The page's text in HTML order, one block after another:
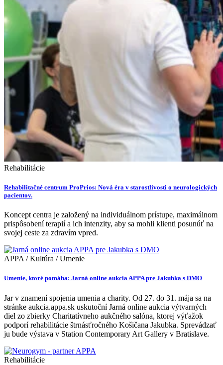
Rehabilitácie
Rehabilitačné centrum ProPrios: Nová éra v starostlivosti o neurologických
pacientov.
Koncept centra je založený na individuálnom prístupe, maximálnom
prispôsobení terapií a ich intenzity, aby sa mohli klienti posunúť na
svojej ceste za zdravím vpred.
APPA / Kultúra / Umenie
Umenie, ktoré pomáha: Jarná online aukcia APPA pre Jakubka s DMO
Jar v znamení spojenia umenia a charity. Od 27. do 31. mája sa na
stránke aukcia.appa.sk uskutoční Jarná online aukcia výtvarných
diel zo zbierky Charitatívneho aukčného salóna, ktorej výťažok
podporí rehabilitácie štrnásťročného Košičana Jakubka. Sprevádzať
ju bude výstava v Station Contemporary Art Gallery v Bratislave.
Rehabilitácie